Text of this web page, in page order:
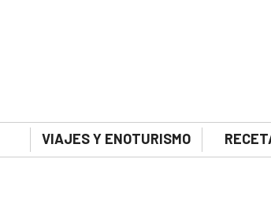
VIAJES Y ENOTURISMO